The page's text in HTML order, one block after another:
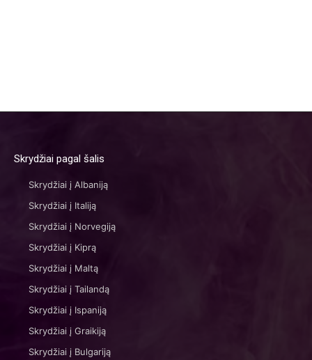
Skrydžiai pagal šalis
Skrydžiai į Albaniją
Skrydžiai į Italiją
Skrydžiai į Norvegiją
Skrydžiai į Kiprą
Skrydžiai į Maltą
Skrydžiai į Tailandą
Skrydžiai į Ispaniją
Skrydžiai į Graikiją
Skrydžiai į Bulgariją